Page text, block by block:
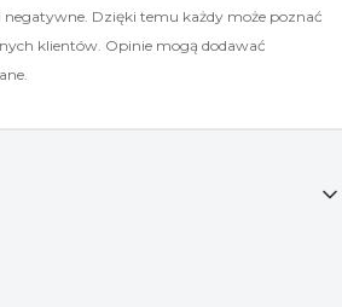
Dzięki temu każdy może poznać
klientów. Opinie mogą dodawać